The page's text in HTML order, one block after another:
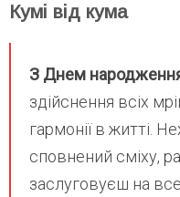
Кумі від кума
З Днем
здійснення всіх
гармонії в житті.
сповнений сміху,
заслуговуєш на